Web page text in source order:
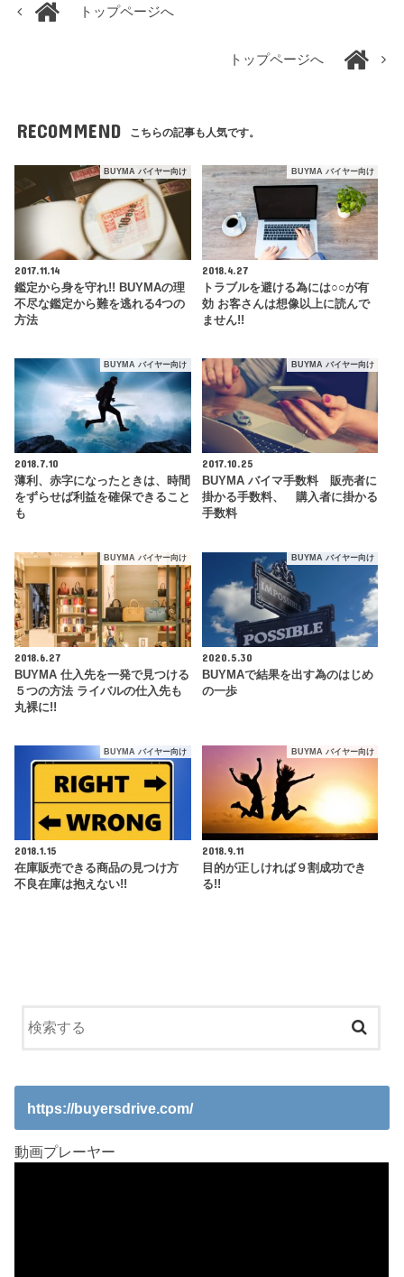
トップページへ
トップページへ
RECOMMEND こちらの記事も人気です。
BUYMA バイヤー向け
2017.11.14
鑑定から身を守れ!! BUYMAの理
不尽な鑑定から難を逃れる4つの
方法
BUYMA バイヤー向け
2018.4.27
トラブルを避ける為には○○が有
効 お客さんは想像以上に読んで
ません!!
BUYMA バイヤー向け
2018.7.10
薄利、赤字になったときは、時間
をずらせば利益を確保できること
も
BUYMA バイヤー向け
2017.10.25
BUYMA バイマ手数料 販売者に
掛かる手数料、 購入者に掛かる
手数料
BUYMA バイヤー向け
2018.6.27
BUYMA 仕入先を一発で見つける
５つの方法 ライバルの仕入先も
丸裸に!!
BUYMA バイヤー向け
2020.5.30
BUYMAで結果を出す為のはじめ
の一歩
BUYMA バイヤー向け
2018.1.15
在庫販売できる商品の見つけ方
不良在庫は抱えない!!
BUYMA バイヤー向け
2018.9.11
目的が正しければ９割成功でき
る!!
https://buyersdrive.com/
動画プレーヤー